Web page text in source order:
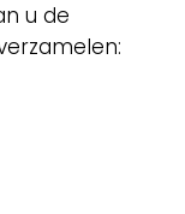
u de